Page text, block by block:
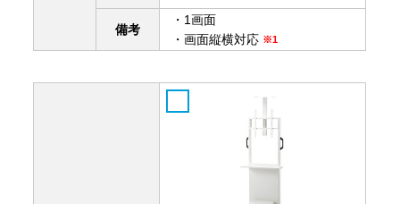
備考
・1画面
・画面縦横対応 ※1